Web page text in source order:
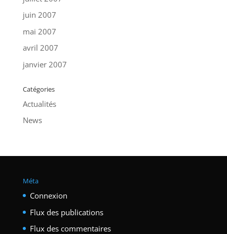
juin 2007
mai 2007
avril 2007
janvier 2007
Catégories
Actualités
News
Méta
Connexion
Flux des publications
Flux des commentaires